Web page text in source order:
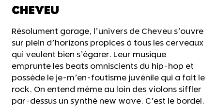
CHEVEU
Résolument garage, l’univers de Cheveu s’ouvre
sur plein d’horizons propices à tous les cerveaux
qui veulent bien s’égarer. Leur musique
emprunte les beats omniscients du hip-hop et
possède le je-m’en-foutisme juvénile qui a fait le
rock. On entend même au loin des violons siffler
par-dessus un synthé new wave. C’est le bordel.